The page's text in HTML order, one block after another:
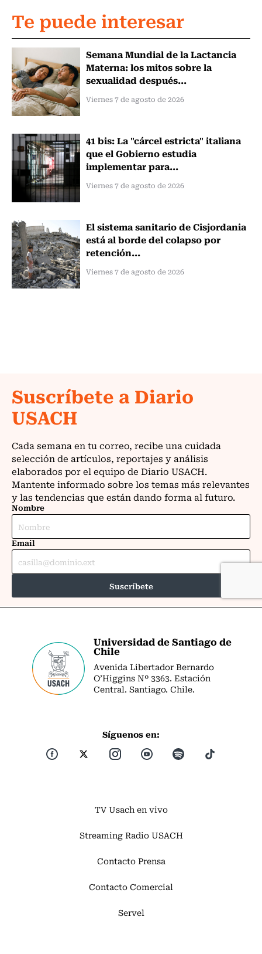
Te puede interesar
Semana Mundial de la Lactancia
Materna: los mitos sobre la
sexualidad después...
Viernes 7 de agosto de 2026
41 bis: La "cárcel estricta" italiana
que el Gobierno estudia
implementar para...
Viernes 7 de agosto de 2026
El sistema sanitario de Cisjordania
está al borde del colapso por
retención...
Viernes 7 de agosto de 2026
Universidad de Santiago de
Chile
Avenida Libertador Bernardo
O’Higgins Nº 3363. Estación
Central. Santiago. Chile.
Síguenos en:
TV Usach en vivo
Streaming Radio USACH
Contacto Prensa
Contacto Comercial
Servel